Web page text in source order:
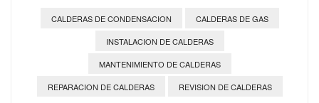
CALDERAS DE CONDENSACION
CALDERAS DE GAS
INSTALACION DE CALDERAS
MANTENIMIENTO DE CALDERAS
REPARACION DE CALDERAS
REVISION DE CALDERAS